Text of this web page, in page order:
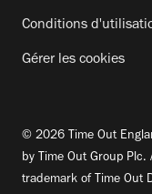
Conditions
Gérer les cookies
© 2026 Time Out
by Time Out Group
trademark of Time Out